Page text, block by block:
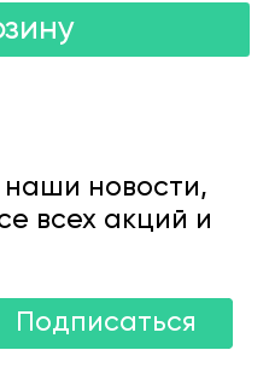
новости,
всех акций и
Подписаться